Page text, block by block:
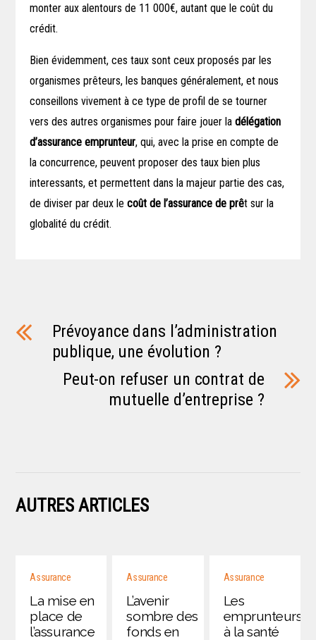
monter aux alentours de 11 000€, autant que le coût du
crédit.
Bien évidemment, ces taux sont ceux proposés par les
organismes prêteurs, les banques généralement, et nous
conseillons vivement à ce type de profil de se tourner
vers des autres organismes pour faire jouer ladélégation
d’assurance emprunteur, qui, avec la prise en compte de
la concurrence, peuvent proposer des taux bien plus
interessants, et permettent dans la majeur partie des cas,
de diviser par deux lecoût de l’assurance de prêt sur la
globalité du crédit.
Prévoyance dans l’administration
publique, une évolution ?
Peut-on refuser un contrat de
mutuelle d’entreprise ?
AUTRES ARTICLES
Assurance
La mise en
place de
l’assurance
Assurance
L’avenir
sombre des
fonds en
Assurance
Les
emprunteurs
à la santé